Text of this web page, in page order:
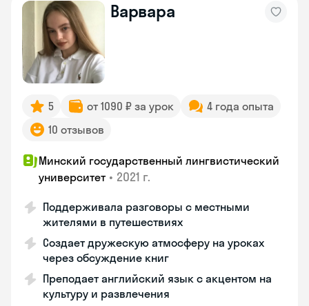
Варвара
5 от 1090 ₽ за урок
4 года опыта
10 отзывов
Минский государственный лингвистический
университет • 2021 г.
Поддерживала разговоры с местными
жителями в путешествиях
Создает дружескую атмосферу на уроках
через обсуждение книг
Преподает английский язык с акцентом на
культуру и развлечения